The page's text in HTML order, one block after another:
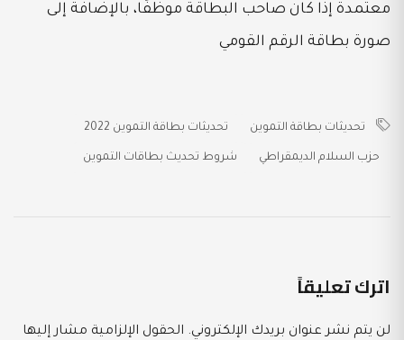
معتمدة إذا كان صاحب البطاقة موظفًا، بالإضافة إلى
صورة بطاقة الرقم القومي
تحديثات بطاقة التموين تحديثات بطاقة التموين 2022
حزب السلام الديمقراطي شروط تحديث بطاقات التموين
اترك تعليقاً
لن يتم نشر عنوان بريدك الإلكتروني. الحقول الإلزامية مشار إليها